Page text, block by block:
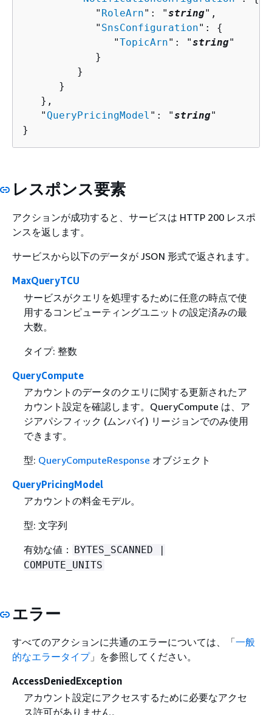
            "
RoleArn": "string",
            "
SnsConfiguration": {
               "
TopicArn": "string"
            }
         }
      }
   },
   "
QueryPricingModel ": "string"
}
レスポンス要素
アクションが成功すると、サービスは HTTP 200 レスポ
ンスを返します。
サービスから以下のデータが JSON 形式で返されます。
MaxQueryTCU
サービスがクエリを処理するために任意の時点で使
用するコンピューティングユニットの設定済みの最
大数。
タイプ: 整数
QueryCompute
アカウントのデータのクエリに関する更新されたア
カウント設定を確認します。QueryCompute は、ア
ジアパシフィック (ムンバイ) リージョンでのみ使用
できます。
型: QueryComputeResponse オブジェクト
QueryPricingModel
アカウントの料金モデル。
型: 文字列
有効な値： BYTES_SCANNED |
COMPUTE_UNITS
エラー
すべてのアクションに共通のエラーについては、「一般
的なエラータイプ」を参照してください。
AccessDeniedException
アカウント設定にアクセスするために必要なアクセ
ス許可がありません。